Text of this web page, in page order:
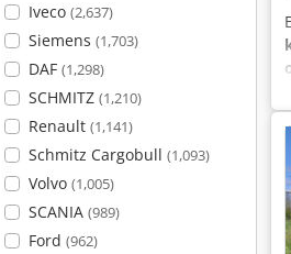
Iveco (2,637)
Siemens (1,703)
DAF (1,298)
SCHMITZ (1,210)
Renault (1,141)
Schmitz Cargobull (1,093)
Volvo (1,005)
SCANIA (989)
Ford (962)